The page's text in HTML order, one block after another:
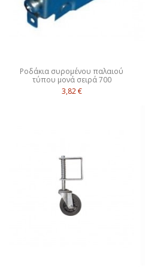
Ροδάκια συρομένου παλαιού
τύπου μονά σειρά 700
3,82 €